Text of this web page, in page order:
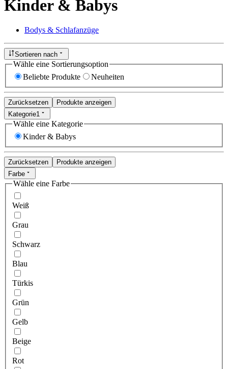
Kinder & Babys
Bodys & Schlafanzüge
Sortieren nach
Wähle eine Sortierungsoption
Beliebte Produkte
Neuheiten
Zurücksetzen
Produkte anzeigen
Kategorie1
Wähle eine Kategorie
Kinder & Babys
Zurücksetzen
Produkte anzeigen
Farbe
Wähle eine Farbe
Weiß
Grau
Schwarz
Blau
Türkis
Grün
Gelb
Beige
Rot